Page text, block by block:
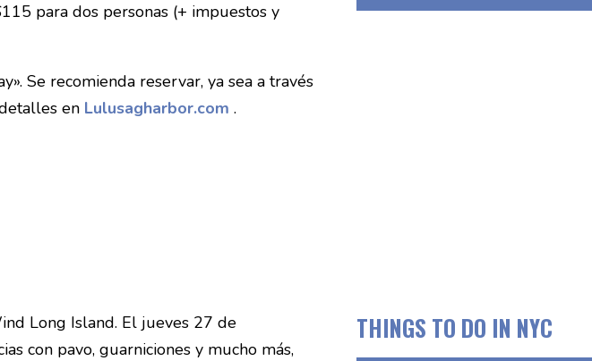
para dos personas (+ impuestos y
Se recomienda reservar, ya sea a través
en Lulusagharbor.com .
Long Island. El jueves 27 de
con pavo, guarniciones y mucho más,
THINGS TO DO IN NYC